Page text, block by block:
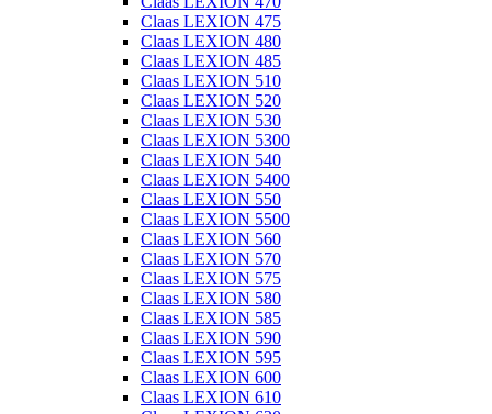
Claas LEXION 475
Claas LEXION 480
Claas LEXION 485
Claas LEXION 510
Claas LEXION 520
Claas LEXION 530
Claas LEXION 5300
Claas LEXION 540
Claas LEXION 5400
Claas LEXION 550
Claas LEXION 5500
Claas LEXION 560
Claas LEXION 570
Claas LEXION 575
Claas LEXION 580
Claas LEXION 585
Claas LEXION 590
Claas LEXION 595
Claas LEXION 600
Claas LEXION 610